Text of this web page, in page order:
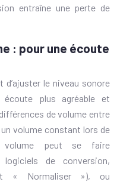
entraîne une perte de
: pour une écoute
le niveau sonore
plus agréable et
de volume entre
volume constant lors de
volume peut se faire
de conversion,
« Normaliser »), ou